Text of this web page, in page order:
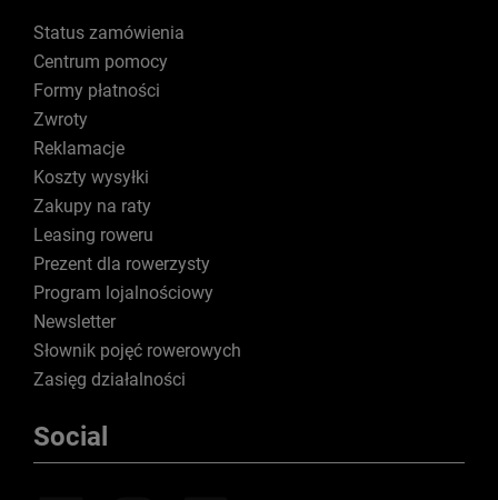
Status zamówienia
Centrum pomocy
Formy płatności
Zwroty
Reklamacje
Koszty wysyłki
Zakupy na raty
Leasing roweru
Prezent dla rowerzysty
Program lojalnościowy
Newsletter
Słownik pojęć rowerowych
Zasięg działalności
Social